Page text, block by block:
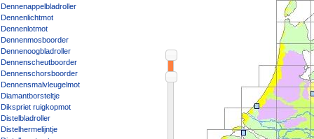
Dennenappelbladroller
Dennenlichtmot
Dennenlotmot
Dennenmosboorder
Dennenoogbladroller
Dennenscheutboorder
Dennenschorsboorder
Dennensmalvleugelmot
Diamantborsteltje
Dikspriet ruigkopmot
Distelbladroller
Distelhermelijntje